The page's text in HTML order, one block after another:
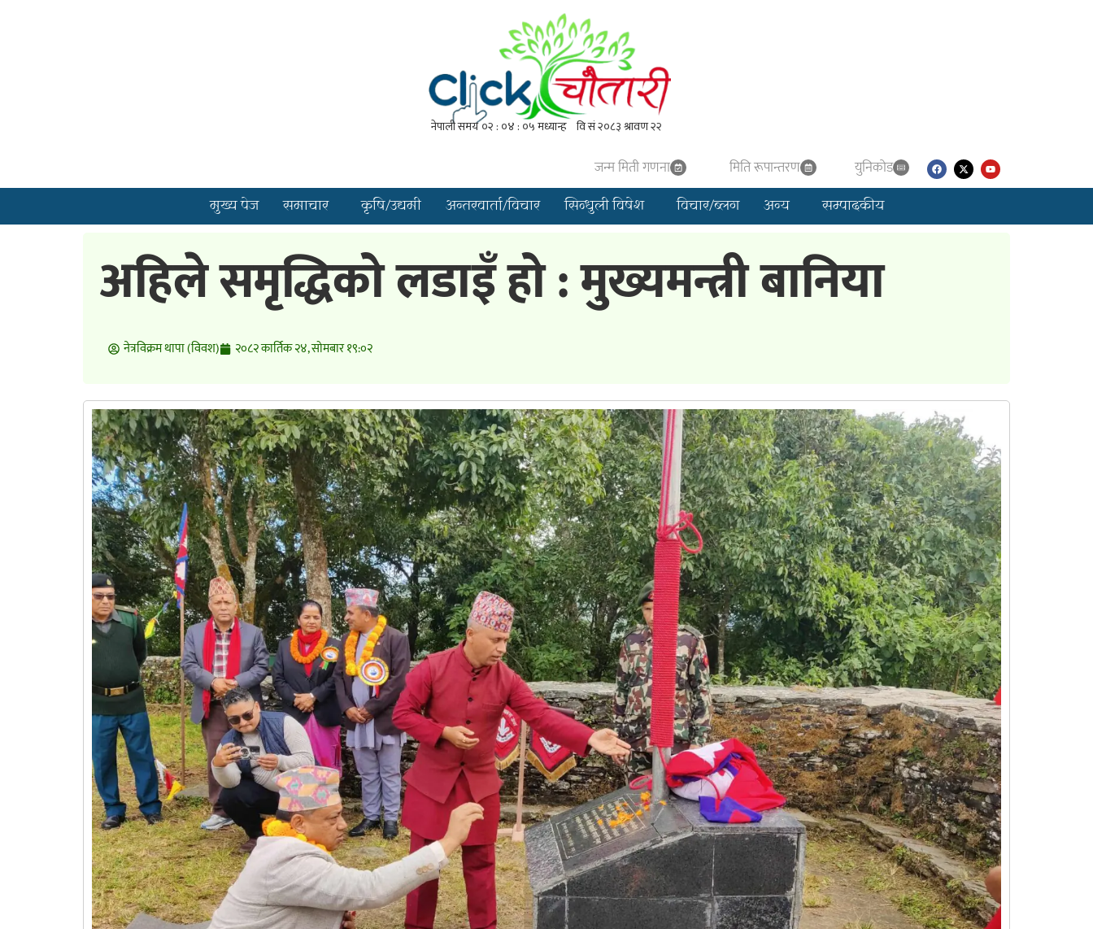
जन्म मिती गणना मिति रूपान्तरण युनिकाेड
मुख्य पेज समाचार कृषि/उद्यमी अन्तरवार्ता/विचार सिन्धुली विषेश विचार/ब्लग अन्य सम्पादकीय
अहिले समृद्धिको लडाइँ हो : मुख्यमन्त्री बानिया
नेत्रविक्रम थापा (विवश) २०८२ कार्तिक २४, सोमबार १९:०२